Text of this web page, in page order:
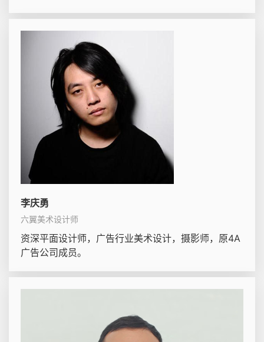
李庆勇
六翼美术设计师
资深平面设计师，广告行业美术设计，摄影师，原4A
广告公司成员。